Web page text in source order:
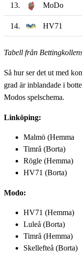
13. MoDo
14. HV71
Tabell från
Så hur ser det ut med
grad är inblandade i
Modos spelschema.
Linköping:
Malmö (Hemma
Timrå (Borta)
Rögle (Hemma)
HV71 (Borta)
Modo:
HV71 (Hemma)
Luleå (Borta)
Timrå (Hemma)
Skellefteå (Borta)